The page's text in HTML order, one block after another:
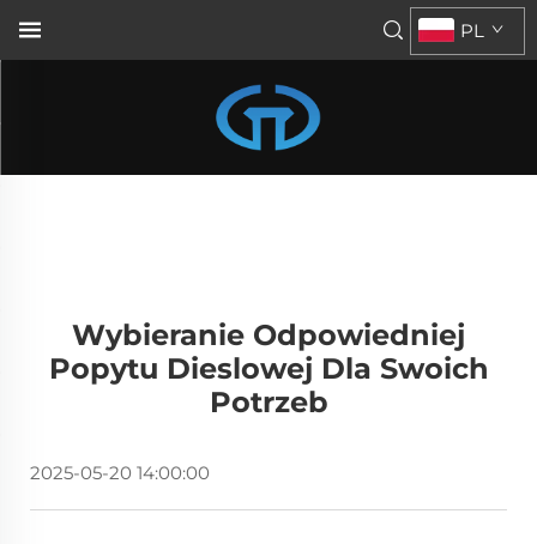
PL
Wybieranie Odpowiedniej
Popytu Dieslowej Dla Swoich
Potrzeb
2025-05-20 14:00:00